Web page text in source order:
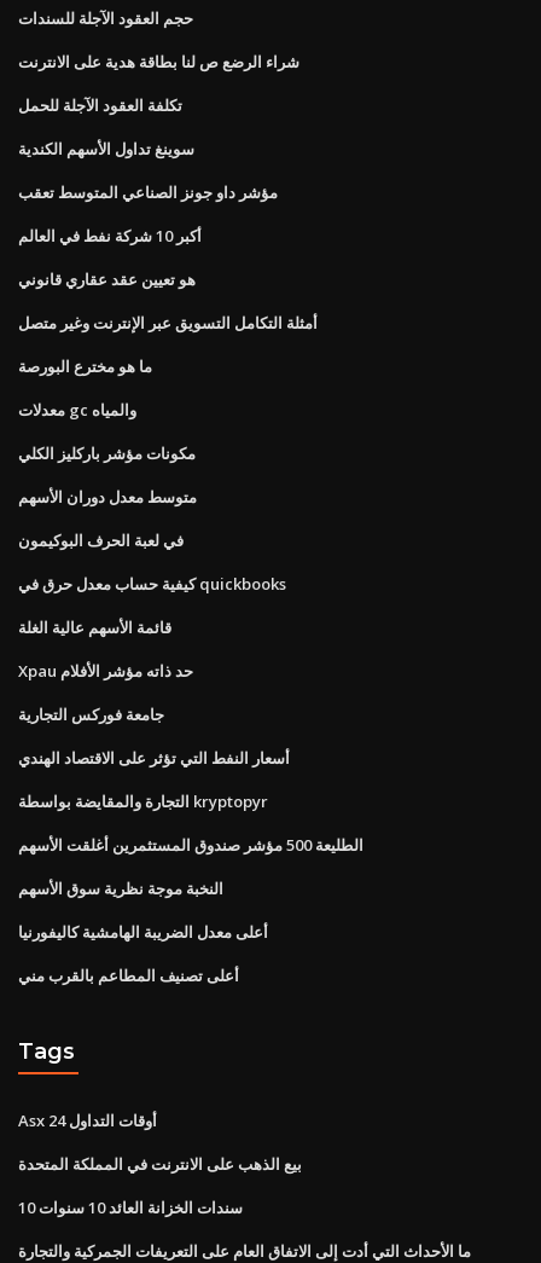
حجم العقود الآجلة للسندات
شراء الرضع ص لنا بطاقة هدية على الانترنت
تكلفة العقود الآجلة للحمل
سوينغ تداول الأسهم الكندية
مؤشر داو جونز الصناعي المتوسط ​​تعقب
أكبر 10 شركة نفط في العالم
هو تعيين عقد عقاري قانوني
أمثلة التكامل التسويق عبر الإنترنت وغير متصل
ما هو مخترع البورصة
معدلات gc والمياه
مكونات مؤشر باركليز الكلي
متوسط ​​معدل دوران الأسهم
في لعبة الحرف البوكيمون
كيفية حساب معدل حرق في quickbooks
قائمة الأسهم عالية الغلة
Xpau حد ذاته مؤشر الأفلام
جامعة فوركس التجارية
أسعار النفط التي تؤثر على الاقتصاد الهندي
التجارة والمقايضة بواسطة kryptopyr
الطليعة 500 مؤشر صندوق المستثمرين أغلقت الأسهم
النخبة موجة نظرية سوق الأسهم
أعلى معدل الضريبة الهامشية كاليفورنيا
أعلى تصنيف المطاعم بالقرب مني
Tags
Asx 24 أوقات التداول
بيع الذهب على الانترنت في المملكة المتحدة
10 سندات الخزانة العائد 10 سنوات
ما الأحداث التي أدت إلى الاتفاق العام على التعريفات الجمركية والتجارة